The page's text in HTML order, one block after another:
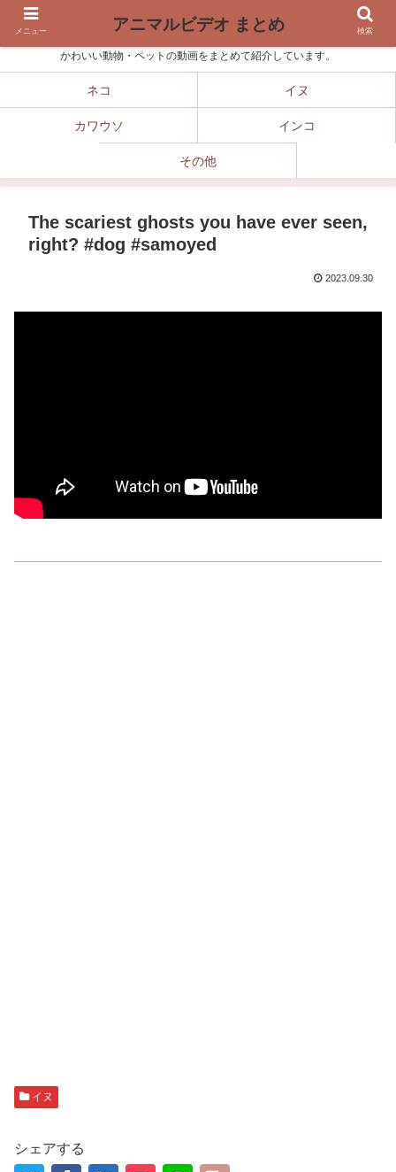
かわいい動物・ペットの動画をまとめて紹介しています。
ネコ イヌ
カワウソ インコ
その他
The scariest ghosts you have ever seen,
right? #dog #samoyed
2023.09.30
イヌ
シェアする
メニュー アニマルビデオ まとめ 検索